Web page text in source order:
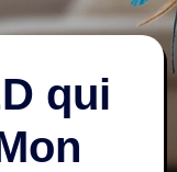
qui